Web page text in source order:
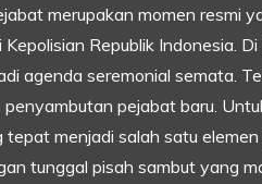
merupakan momen resmi
Republik Indonesia.
agenda seremonial semata.
pejabat baru.
tepat menjadi salah satu
tunggal pisah sambut yang